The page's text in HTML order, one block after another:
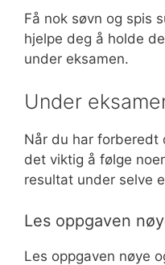
Få nok søvn og spis
hjelpe deg å holde
under eksamen.
Under
Når du har forberedt
det viktig å følge
resultat under selve
Les oppgaven
Les oppgaven nøye